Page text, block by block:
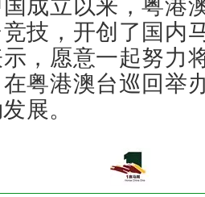
成立以来，粤港
技，开创了国内
，愿意一起努力
粤港澳台巡回举
展。